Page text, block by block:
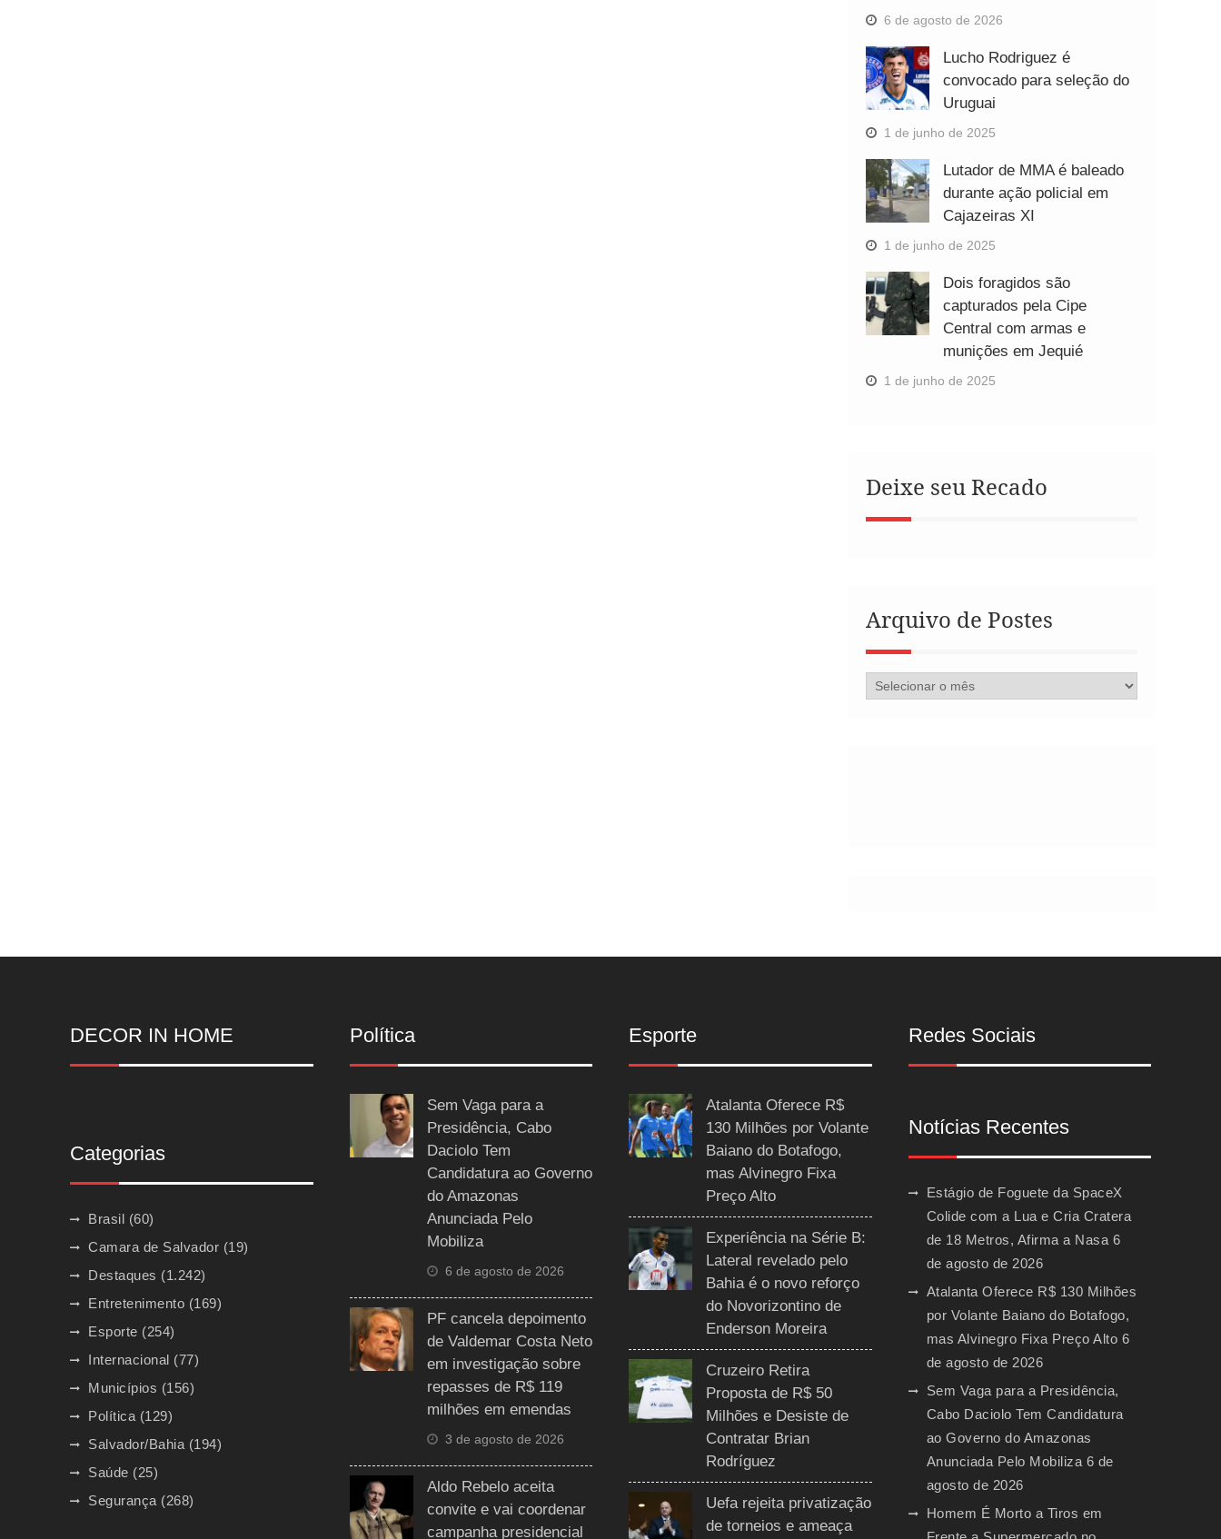
6 de agosto de 2026
Lucho Rodriguez é
convocado para seleção do
Uruguai
1 de junho de 2025
Lutador de MMA é baleado
durante ação policial em
Cajazeiras XI
1 de junho de 2025
Dois foragidos são
capturados pela Cipe
Central com armas e
munições em Jequié
1 de junho de 2025
Deixe seu Recado
Arquivo de Postes
Arquivo
DECOR IN HOME
Categorias
Brasil (60)
Camara de Salvador (19)
Destaques (1.242)
Entretenimento (169)
Esporte (254)
Internacional (77)
Municípios (156)
Política (129)
Salvador/Bahia (194)
Saúde (25)
Segurança (268)
Política
Sem Vaga para a
Presidência, Cabo
Daciolo Tem
Candidatura ao Governo
do Amazonas
Anunciada Pelo
Mobiliza
6 de agosto de 2026
PF cancela depoimento
de Valdemar Costa Neto
em investigação sobre
repasses de R$ 119
milhões em emendas
3 de agosto de 2026
Aldo Rebelo aceita
convite e vai coordenar
campanha presidencial
Esporte
Atalanta Oferece R$
130 Milhões por Volante
Baiano do Botafogo,
mas Alvinegro Fixa
Preço Alto
Experiência na Série B:
Lateral revelado pelo
Bahia é o novo reforço
do Novorizontino de
Enderson Moreira
Cruzeiro Retira
Proposta de R$ 50
Milhões e Desiste de
Contratar Brian
Rodríguez
Uefa rejeita privatização
de torneios e ameaça
Redes Sociais
Notícias Recentes
Estágio de Foguete da SpaceX
Colide com a Lua e Cria Cratera
de 18 Metros, Afirma a Nasa 6
de agosto de 2026
Atalanta Oferece R$ 130 Milhões
por Volante Baiano do Botafogo,
mas Alvinegro Fixa Preço Alto 6
de agosto de 2026
Sem Vaga para a Presidência,
Cabo Daciolo Tem Candidatura
ao Governo do Amazonas
Anunciada Pelo Mobiliza 6 de
agosto de 2026
Homem É Morto a Tiros em